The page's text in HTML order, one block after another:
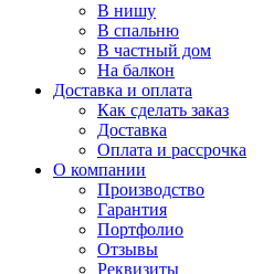
В нишу
В спальню
В частный дом
На балкон
Доставка и оплата
Как сделать заказ
Доставка
Оплата и рассрочка
О компании
Производство
Гарантия
Портфолио
Отзывы
Реквизиты